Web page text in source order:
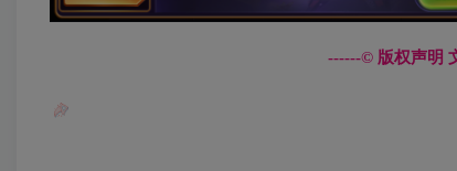
------© 版权声明